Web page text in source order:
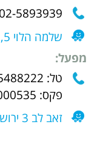
02-5893939
שלמה הלוי 5, ירושלים
מפעל:
טל: 02-5488222
פקס: 02-5000535
זאב לב 3 ירושלים